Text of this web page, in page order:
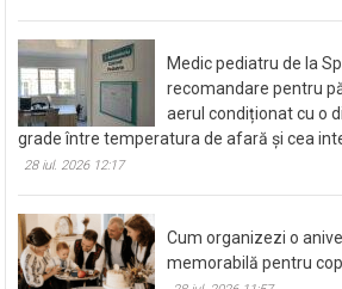
Medic pediatru de la
recomandare pentru
aerul condiționat cu o
grade între temperatura de afară și cea
28 iul. 2026 12:17
Cum organizezi o
memorabilă pentru